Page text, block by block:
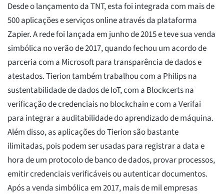
Desde o lançamento da TNT, esta foi integrada com mais de
500 aplicações e serviços online através da plataforma
Zapier. A rede foi lançada em junho de 2015 e teve sua venda
simbólica no verão de 2017, quando fechou um acordo de
parceria com a Microsoft para transparência de dados e
atestados. Tierion também trabalhou com a Philips na
sustentabilidade de dados de IoT, com a Blockcerts na
verificação de credenciais no blockchain e com a Verifai
para integrar a auditabilidade do aprendizado de máquina.
Além disso, as aplicações do Tierion são bastante
ilimitadas, pois podem ser usadas para registrar a data e
hora de um protocolo de banco de dados, provar processos,
emitir credenciais verificáveis ou autenticar documentos.
Após a venda simbólica em 2017, mais de mil empresas